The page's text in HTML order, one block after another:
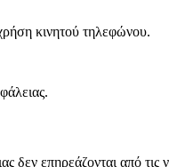
κινητού τηλεφώνου.
δεν επηρεάζονται από τις